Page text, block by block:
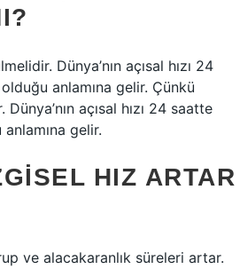
Dünya’nın açısal hızı 24
anlamına gelir. Çünkü
açısal hızı 24 saatte
gelir.
HIZ ARTAR
ve alacakaranlık süreleri artar.